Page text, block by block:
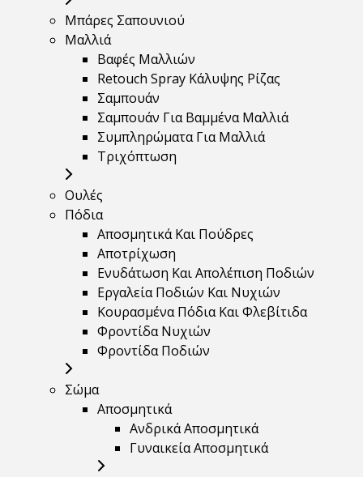
Μπάρες Σαπουνιού
Μαλλιά
Βαφές Μαλλιών
Retouch Spray Κάλυψης Ρίζας
Σαμπουάν
Σαμπουάν Για Βαμμένα Μαλλιά
Συμπληρώματα Για Μαλλιά
Τριχόπτωση
Ουλές
Πόδια
Αποσμητικά Και Πούδρες
Αποτρίχωση
Ενυδάτωση Και Απολέπιση Ποδιών
Εργαλεία Ποδιών Και Νυχιών
Κουρασμένα Πόδια Και Φλεβίτιδα
Φροντίδα Νυχιών
Φροντίδα Ποδιών
Σώμα
Αποσμητικά
Ανδρικά Αποσμητικά
Γυναικεία Αποσμητικά